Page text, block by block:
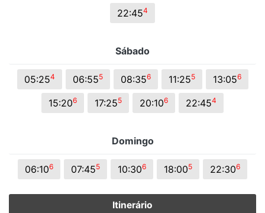
22:454
Sábado
05:254 06:555 08:356 11:255 13:056
15:206 17:255 20:106 22:454
Domingo
06:106 07:455 10:306 18:005 22:306
Itinerário